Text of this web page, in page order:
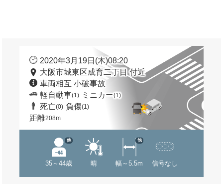
2020年3月19日(木)08:20
大阪市城東区成育二丁目 付近
車両相互 小破事故
軽自動車(1) ミニカー(1)
死亡(0) 負傷(1)
距離208m
35～44歳
他
晴 幅～5.5m
他
信号なし